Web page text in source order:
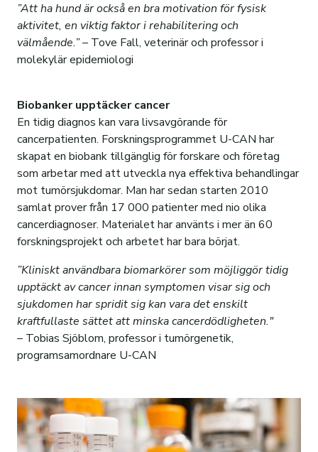
”Att ha hund är också en bra motivation för fysisk
aktivitet, en viktig faktor i rehabilitering och
välmående.” – Tove Fall, veterinär och professor i
molekylär epidemiologi
Biobanker upptäcker cancer
En tidig diagnos kan vara livsavgörande för
cancerpatienten. Forskningsprogrammet U-CAN har
skapat en biobank tillgänglig för forskare och företag
som arbetar med att utveckla nya effektiva behandlingar
mot tumörsjukdomar. Man har sedan starten 2010
samlat prover från 17 000 patienter med nio olika
cancerdiagnoser. Materialet har använts i mer än 60
forskningsprojekt och arbetet har bara börjat.
”Kliniskt användbara biomarkörer som möjliggör tidig
upptäckt av cancer innan symptomen visar sig och
sjukdomen har spridit sig kan vara det enskilt
kraftfullaste sättet att minska cancerdödligheten."
– Tobias Sjöblom, professor i tumörgenetik,
programsamordnare U-CAN